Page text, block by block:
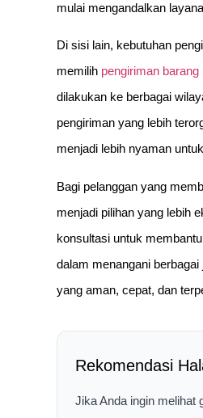
mulai mengandalkan
Di sisi lain, kebutuhan
memilih pengiriman barang
dilakukan ke berbagai
pengiriman yang lebih
menjadi lebih nyaman
Bagi pelanggan yang
menjadi pilihan yang lebih
konsultasi untuk
dalam menangani
yang aman, cepat, dan
Rekomendasi
Jika Anda ingin melihat